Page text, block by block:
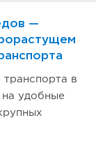
—
в
на удобные